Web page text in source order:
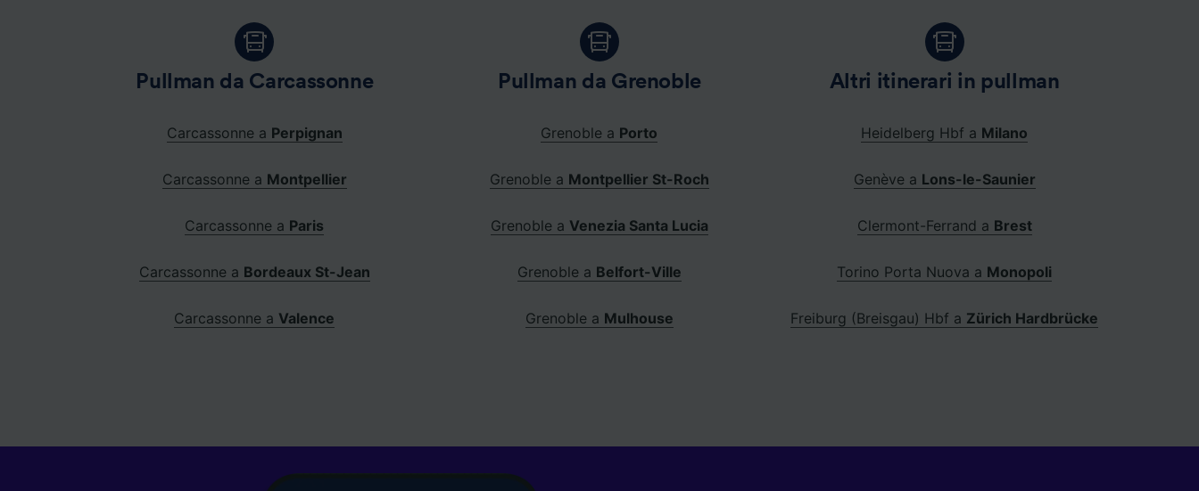
Pullman da Carcassonne
Carcassonne a Perpignan
Carcassonne a Montpellier
Carcassonne a Paris
Carcassonne a Bordeaux St-Jean
Carcassonne a Valence
Pullman da Grenoble
Grenoble a Porto
Grenoble a Montpellier St-Roch
Grenoble a Venezia Santa Lucia
Grenoble a Belfort-Ville
Grenoble a Mulhouse
Altri itinerari in pullman
Heidelberg Hbf a Milano
Genève a Lons-le-Saunier
Clermont-Ferrand a Brest
Torino Porta Nuova a Monopoli
Freiburg (Breisgau) Hbf a Zürich Hardbrücke